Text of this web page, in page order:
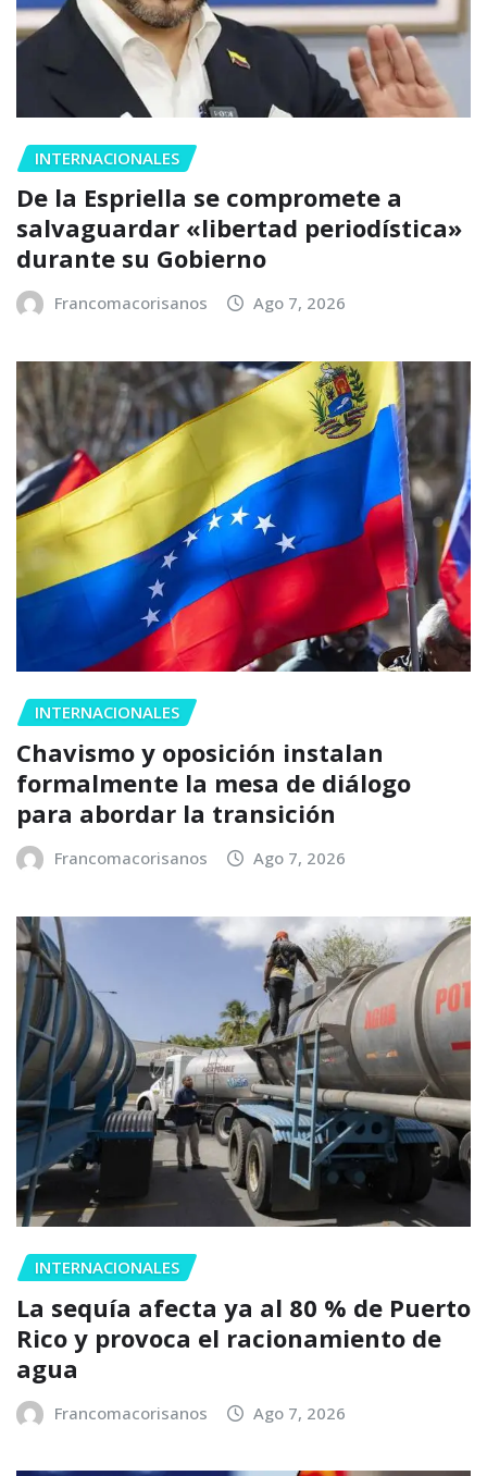
INTERNACIONALES
De la Espriella se compromete a
salvaguardar «libertad periodística»
durante su Gobierno
Francomacorisanos Ago 7, 2026
INTERNACIONALES
Chavismo y oposición instalan
formalmente la mesa de diálogo
para abordar la transición
Francomacorisanos Ago 7, 2026
INTERNACIONALES
La sequía afecta ya al 80 % de Puerto
Rico y provoca el racionamiento de
agua
Francomacorisanos Ago 7, 2026